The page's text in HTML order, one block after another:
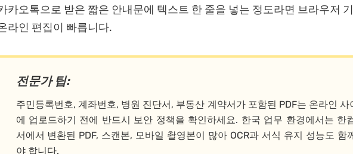
카오톡으로 받은 짧은 안내문에 텍스트 한 줄을 넣는 정도라면 브라우저
라인 편집이 빠릅니다.
전문가 팁:
주민등록번호, 계좌번호, 병원 진단서, 부동산 계약서가 포함된 PDF는 온라인 사
에 업로드하기 전에 반드시 보안 정책을 확인하세요. 한국 업무 환경에서는 한
서에서 변환된 PDF, 스캔본, 모바일 촬영본이 많아 OCR과 서식 유지 성능도 함
야 합니다.